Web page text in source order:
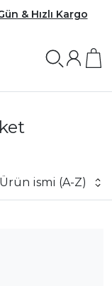
& Hızlı Kargo
Ürün ismi (A-Z)